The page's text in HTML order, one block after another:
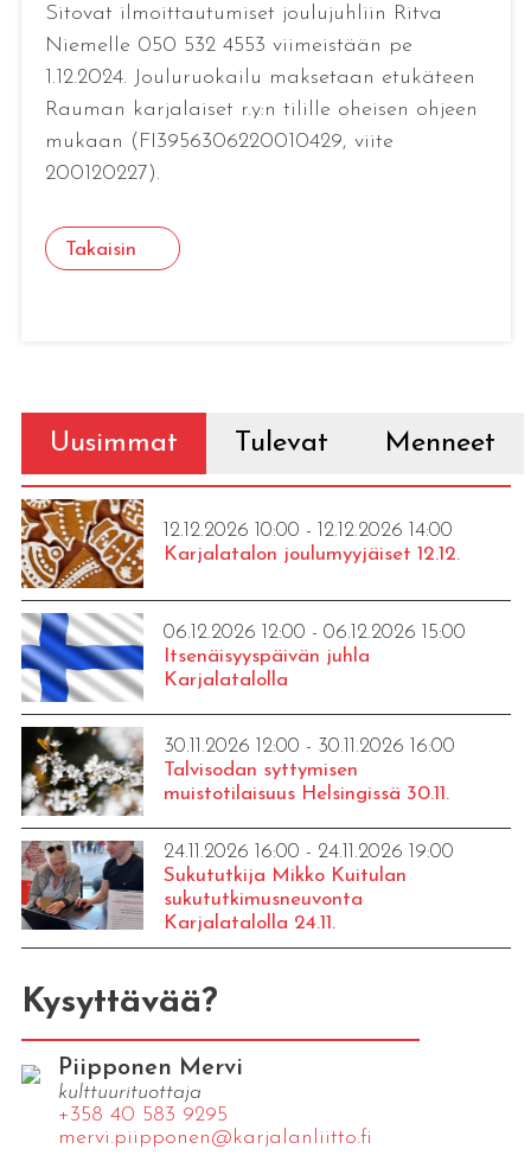
Sitovat ilmoittautumiset joulujuhliin Ritva
Niemelle 050 532 4553 viimeistään pe
1.12.2024. Jouluruokailu maksetaan etukäteen
Rauman karjalaiset r.y:n tilille oheisen ohjeen
mukaan (FI3956306220010429, viite
200120227).
Takaisin
Uusimmat Tulevat Menneet
12.12.2026 10:00 - 12.12.2026 14:00
Karjalatalon joulumyyjäiset 12.12.
06.12.2026 12:00 - 06.12.2026 15:00
Itsenäisyyspäivän juhla
Karjalatalolla
30.11.2026 12:00 - 30.11.2026 16:00
Talvisodan syttymisen
muistotilaisuus Helsingissä 30.11.
24.11.2026 16:00 - 24.11.2026 19:00
Sukututkija Mikko Kuitulan
sukututkimusneuvonta
Karjalatalolla 24.11.
Kysyttävää?
Piipponen Mervi
kulttuurituottaja
+358 40 583 9295
mervi.​piipponen@​kar​jala​nlii​tto.​fi